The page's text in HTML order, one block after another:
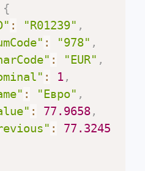
{
: "R01239" ,
: "978" ,
: "EUR" ,
: 1,
: "Евро" ,
: 77.9658,
:
77.3245